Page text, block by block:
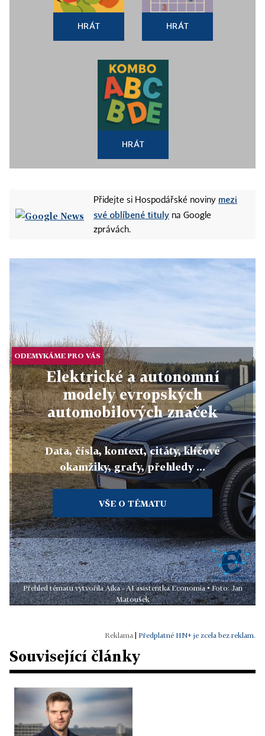
HRÁT HRÁT
HRÁT
Přidejte si Hospodářské noviny mezi
své oblíbené tituly na Google
zprávách.
ODEMYKÁME PRO VÁS
Elektrické a autonomní
modely evropských
automobilových značek
Data, čísla, kontext, citáty, klíčové
okamžiky, grafy, přehledy ...
VŠE O TÉMATU
Přehled tématu vytvořila Aika - AI asistentka Economia • Foto: Jan
Matoušek
Předplatné HN+ je zcela bez reklam.
Související články